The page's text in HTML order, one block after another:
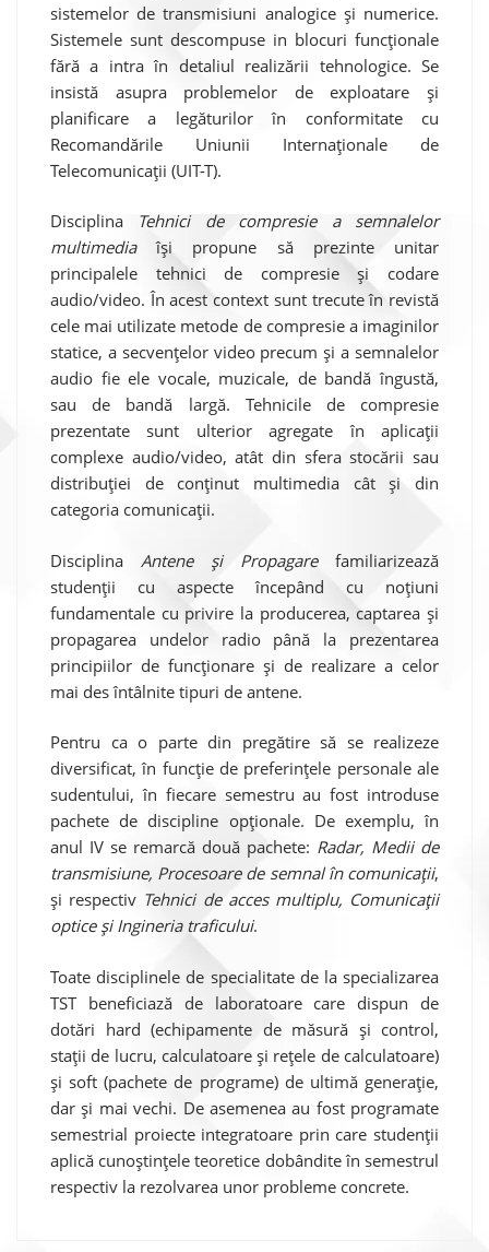
sistemelor de transmisiuni analogice și numerice.
Sistemele sunt descompuse in blocuri funcționale
fără a intra în detaliul realizării tehnologice. Se
insistă asupra problemelor de exploatare și
planificare a legăturilor în conformitate cu
Recomandările Uniunii Internaționale de
Telecomunicații (UIT-T).
Disciplina Tehnici de compresie a semnalelor
multimediaîși propune să prezinte unitar
principalele tehnici de compresie și codare
audio/video. În acest context sunt trecute în revistă
cele mai utilizate metode de compresie a imaginilor
statice, a secvențelor video precum și a semnalelor
audio fie ele vocale, muzicale, de bandă îngustă,
sau de bandă largă. Tehnicile de compresie
prezentate sunt ulterior agregate în aplicații
complexe audio/video, atât din sfera stocării sau
distribuției de conținut multimedia cât și din
categoria comunicații.
Disciplina Antene și Propagarefamiliarizează
studenții cu aspecte începând cu noțiuni
fundamentale cu privire la producerea, captarea și
propagarea undelor radio până la prezentarea
principiilor de funcționare și de realizare a celor
mai des întâlnite tipuri de antene.
Pentru ca o parte din pregătire să se realizeze
diversificat, în funcție de preferințele personale ale
sudentului, în fiecare semestru au fost introduse
pachete de discipline opționale. De exemplu, în
anul IV se remarcă două pachete: Radar, Medii de
transmisiune, Procesoare de semnal în comunicații,
și respectiv Tehnici de acces multiplu, Comunicații
optice și Ingineria traficului.
Toate disciplinele de specialitate de la specializarea
TST beneficiază de laboratoare care dispun de
dotări hard (echipamente de măsură și control,
stații de lucru, calculatoare și rețele de calculatoare)
și soft (pachete de programe) de ultimă generație,
dar și mai vechi. De asemenea au fost programate
semestrial proiecte integratoare prin care studenții
aplică cunoștințele teoretice dobândite în semestrul
respectiv la rezolvarea unor probleme concrete.